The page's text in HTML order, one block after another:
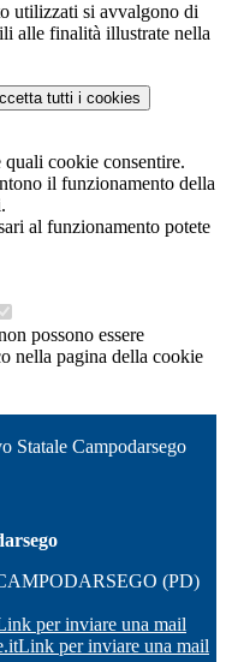
utilizzati si avvalgono di
alle finalità illustrate nella
tutti i cookies
quali cookie consentire.
il funzionamento della
al funzionamento potete
possono essere
nella pagina della cookie
Statale Campodarsego
(PD)
per inviare una mail
Link per inviare una mail